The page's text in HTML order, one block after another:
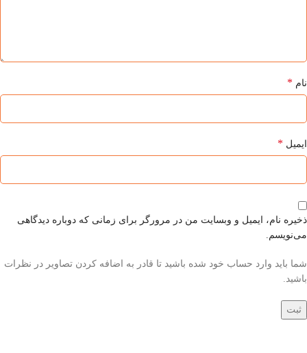
نام *
ایمیل *
ذخیره نام، ایمیل و وبسایت من در مرورگر برای زمانی که دوباره دیدگاهی
می‌نویسم.
شما باید وارد حساب خود شده باشید تا قادر به اضافه کردن تصاویر در نظرات
باشید.